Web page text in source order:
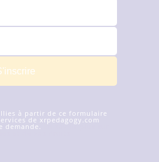
à partir de ce formulaire
de xrpedagogy.com
demande. En savoir plus sur
et de vos droits